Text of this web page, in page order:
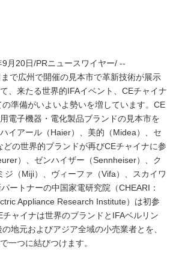
月20日/PRニュースワイヤー/ --
で広州で開催の見本市で革新技術が展示
、来たる世界的IFAイベント、CEチャイナ
の準備がいよいよ勢いを増しています。CE
電子機器・電化製品ブランドの見本市を
イアール（Haier）、美的（Midea）、セ
どの世界的ブランドが再びCEチャイナに参
）、ゼンハイザー（Sennheiser）、ク
ジ（Miji）、ヴィーファ（Vifa）、スカイワ
ートナーの中国家電研究院（CHEARI：
Appliance Research Institute）は初参
ャイナは世界のブランドとIFAベルリン
の地元およびアジア全域の小売業者とを、
一つに結びつけます。